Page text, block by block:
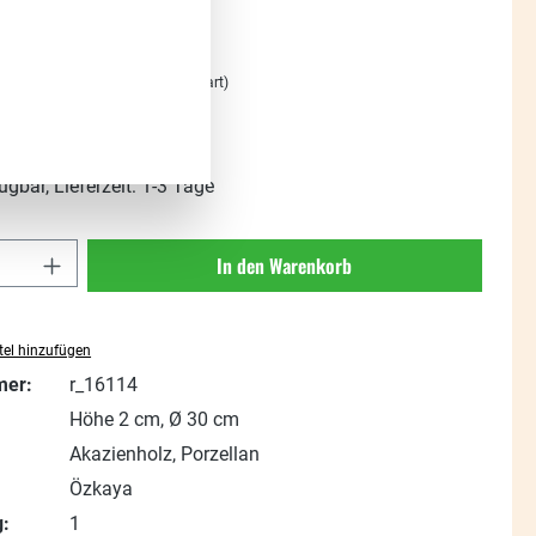
(15.99% gespart)
Lieferzeit: 1-3 Tage
Gib den gewünschten Wert ein
In den Warenkorb
hinzufügen
r_16114
Höhe 2 cm, Ø 30 cm
Akazienholz, Porzellan
Özkaya
1